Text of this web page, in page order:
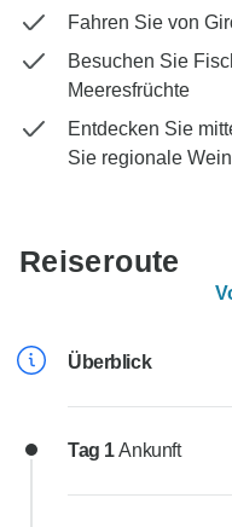
Fahren Sie von
Besuchen Sie
Meeresfrüchte
Entdecken Sie
Sie regionale
Reiseroute
Überblick
Tag 1Ankunft